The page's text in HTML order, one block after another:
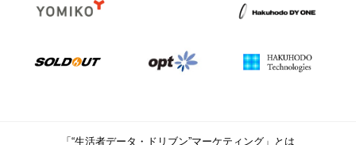
「“生活者データ・ドリブン”マーケティング」とは